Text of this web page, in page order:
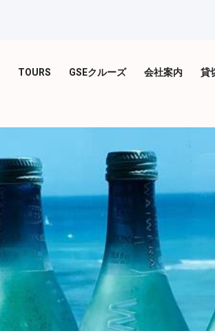
TOURS GSEクルーズ 会社案内 貸